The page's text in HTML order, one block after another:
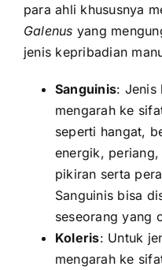
para ahli khususnya
Galenus yang
jenis kepribadian
Sanguinis: Jenis
mengarah ke
seperti hangat,
energik,
pikiran serta
Sanguinis bisa
seseorang yang
Koleris: Untuk
mengarah ke